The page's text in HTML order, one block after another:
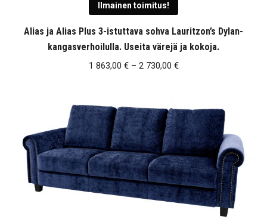
Ilmainen toimitus!
Alias ja Alias Plus 3-istuttava sohva Lauritzon’s Dylan-
kangasverhoilulla. Useita värejä ja kokoja.
1 863,00 € – 2 730,00 €Hintaluokka:
-
2
730,00 €